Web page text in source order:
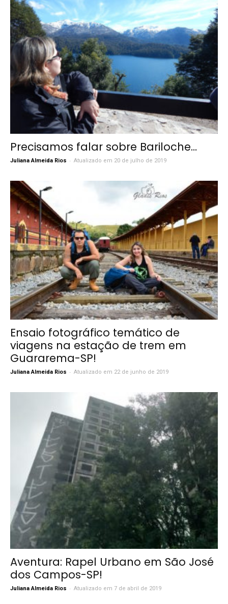
Precisamos falar sobre Bariloche…
Juliana Almeida Rios - Atualizado em 20 de julho de 2019
Ensaio fotográfico temático de
viagens na estação de trem em
Guararema-SP!
Juliana Almeida Rios - Atualizado em 22 de junho de 2019
Aventura: Rapel Urbano em São José
dos Campos-SP!
Juliana Almeida Rios - Atualizado em 7 de abril de 2019